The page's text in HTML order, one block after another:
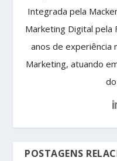
Integrada pela
Marketing Digital pela
anos de experiência
Marketing, atuando
POSTAGENS